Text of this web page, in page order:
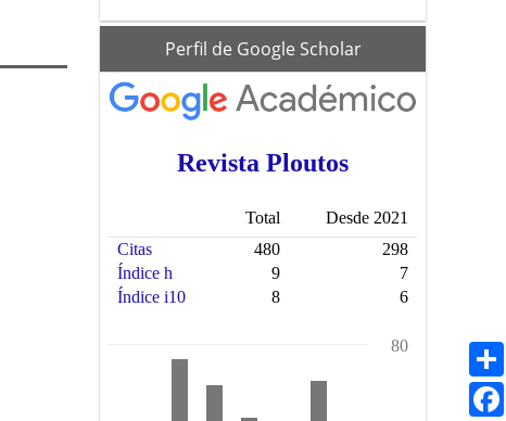
scholarPerfil de Google Scholar